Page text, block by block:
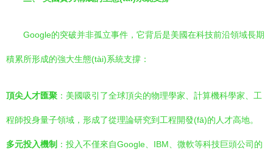
Google的突破并非孤立事件，它背后是美國在科技前沿領域長期
積累所形成的強大生態(tài)系統支撐：
頂尖人才匯聚 ：美國吸引了全球頂尖的物理學家、計算機科學家、工
程師投身量子領域，形成了從理論研究到工程開發(fā)的人才高地。
多元投入機制 ：投入不僅來自Google、IBM、微軟等科技巨頭公司的